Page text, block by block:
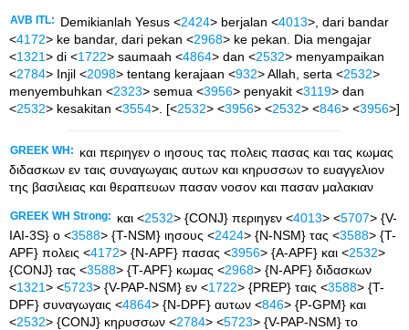
AVB ITL: Demikianlah Yesus <2424> berjalan <4013>, dari bandar
<4172> ke bandar, dari pekan <2968> ke pekan. Dia mengajar
<1321> di <1722> saumaah <4864> dan <2532> menyampaikan
<2784> Injil <2098> tentang kerajaan <932> Allah, serta <2532>
menyembuhkan <2323> semua <3956> penyakit <3119> dan
<2532> kesakitan <3554>. [<2532> <3956> <2532> <846> <3956>]
GREEK WH:
και περιηγεν ο ιησους τας πολεις πασας και τας κωμας
διδασκων εν ταις συναγωγαις αυτων και κηρυσσων το ευαγγελιον
της βασιλειας και θεραπευων πασαν νοσον και πασαν μαλακιαν
GREEK WH Strong: και <2532> {CONJ} περιηγεν <4013> <5707> {V-
IAI-3S} ο <3588> {T-NSM} ιησους <2424> {N-NSM} τας <3588> {T-
APF} πολεις <4172> {N-APF} πασας <3956> {A-APF} και <2532>
{CONJ} τας <3588> {T-APF} κωμας <2968> {N-APF} διδασκων
<1321> <5723> {V-PAP-NSM} εν <1722> {PREP} ταις <3588> {T-
DPF} συναγωγαις <4864> {N-DPF} αυτων <846> {P-GPM} και
<2532> {CONJ} κηρυσσων <2784> <5723> {V-PAP-NSM} το